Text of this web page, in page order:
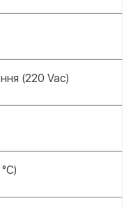
(220 Vac)